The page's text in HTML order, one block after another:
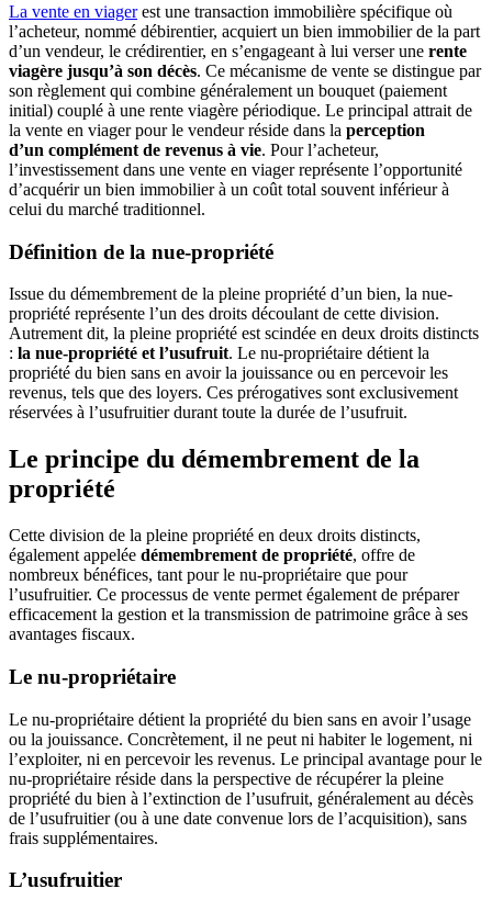
La vente en viagerest une transaction immobilière spécifique où
l’acheteur, nommé débirentier, acquiert un bien immobilier de la part
d’un vendeur, le crédirentier, en s’engageant à lui verser une rente
viagère jusqu’à son décès. Ce mécanisme de vente se distingue par
son règlement qui combine généralement un bouquet (paiement
initial) couplé à une rente viagère périodique. Le principal attrait de
la vente en viager pour le vendeur réside dans la perception
d’un complément de revenus à vie. Pour l’acheteur,
l’investissement dans une vente en viager représente l’opportunité
d’acquérir un bien immobilier à un coût total souvent inférieur à
celui du marché traditionnel.
Définition de la nue-propriété
Issue du démembrement de la pleine propriété d’un bien, la nue-
propriété représente l’un des droits découlant de cette division.
Autrement dit, la pleine propriété est scindée en deux droits distincts
: la nue-propriété et l’usufruit. Le nu-propriétaire détient la
propriété du bien sans en avoir la jouissance ou en percevoir les
revenus, tels que des loyers. Ces prérogatives sont exclusivement
réservées à l’usufruitier durant toute la durée de l’usufruit.
Le principe du démembrement de la
propriété
Cette division de la pleine propriété en deux droits distincts,
également appelée démembrement de propriété, offre de
nombreux bénéfices, tant pour le nu-propriétaire que pour
l’usufruitier. Ce processus de vente permet également de préparer
efficacement la gestion et la transmission de patrimoine grâce à ses
avantages fiscaux.
Le nu-propriétaire
Le nu-propriétaire détient la propriété du bien sans en avoir l’usage
ou la jouissance. Concrètement, il ne peut ni habiter le logement, ni
l’exploiter, ni en percevoir les revenus. Le principal avantage pour le
nu-propriétaire réside dans la perspective de récupérer la pleine
propriété du bien à l’extinction de l’usufruit, généralement au décès
de l’usufruitier (ou à une date convenue lors de l’acquisition), sans
frais supplémentaires.
L’usufruitier